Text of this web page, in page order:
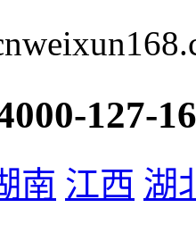
127-
南 江西 湖